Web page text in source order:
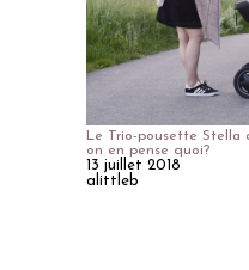
Le Trio-pousette Stella
on en pense quoi?
13 juillet 2018
alittleb